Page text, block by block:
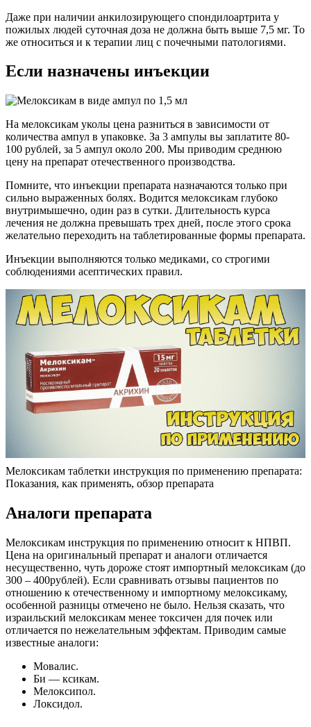
Даже при наличии анкилозирующего спондилоартрита у
пожилых людей суточная доза не должна быть выше 7,5 мг. То
же относиться и к терапии лиц с почечными патологиями.
Если назначены инъекции
На мелоксикам уколы цена разниться в зависимости от
количества ампул в упаковке. За 3 ампулы вы заплатите 80-
100 рублей, за 5 ампул около 200. Мы приводим среднюю
цену на препарат отечественного производства.
Помните, что инъекции препарата назначаются только при
сильно выраженных болях. Водится мелоксикам глубоко
внутримышечно, один раз в сутки. Длительность курса
лечения не должна превышать трех дней, после этого срока
желательно переходить на таблетированные формы препарата.
Инъекции выполняются только медиками, со строгими
соблюдениями асептических правил.
Мелоксикам таблетки инструкция по применению препарата:
Показания, как применять, обзор препарата
Аналоги препарата
Мелоксикам инструкция по применению относит к НПВП.
Цена на оригинальный препарат и аналоги отличается
несущественно, чуть дороже стоят импортный мелоксикам (до
300 – 400рублей). Если сравнивать отзывы пациентов по
отношению к отечественному и импортному мелоксикаму,
особенной разницы отмечено не было. Нельзя сказать, что
израильский мелоксикам менее токсичен для почек или
отличается по нежелательным эффектам. Приводим самые
известные аналоги:
Мовалис.
Би — ксикам.
Мелоксипол.
Локсидол.